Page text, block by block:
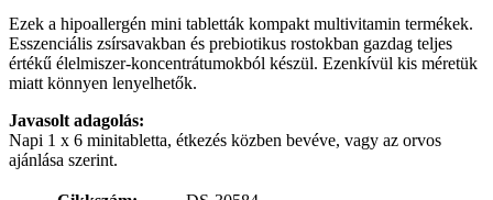
Ezek a hipoallergén mini tabletták kompakt multivitamin termékek.
Esszenciális zsírsavakban és prebiotikus rostokban gazdag teljes
értékű élelmiszer-koncentrátumokból készül. Ezenkívül kis méretük
miatt könnyen lenyelhetők.
Javasolt adagolás:
Napi 1 x 6 minitabletta, étkezés közben bevéve, vagy az orvos
ajánlása szerint.